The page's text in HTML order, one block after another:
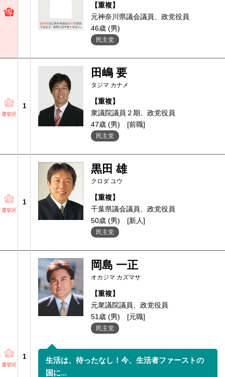
【重複】
元神奈川県議会議員、政党役員
46歳 (男)
民主党
選挙区
1
田嶋 要
タジマ カナメ
【重複】
衆議院議員２期、政党役員
47歳 (男)
[前職]
民主党
選挙区
1
黒田 雄
クロダ ユウ
【重複】
千葉県議会議員、政党役員
50歳 (男)
[新人]
民主党
選挙区
1
岡島 一正
オカジマ カズマサ
【重複】
元衆議院議員、政党役員
51歳 (男)
[元職]
民主党
生活は、待ったなし！今、生活者ファーストの
国に...